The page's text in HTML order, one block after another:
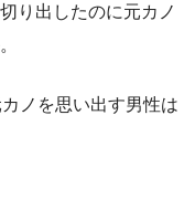
り出したのに元カノ
ノを思い出す男性は